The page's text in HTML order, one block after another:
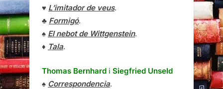
♥ L’imitador de veus.
♣ Formigó.
♠ El nebot de Wittgenstein.
♦ Tala.
Thomas Bernhard i Siegfried Unseld
♠ Correspondencia.